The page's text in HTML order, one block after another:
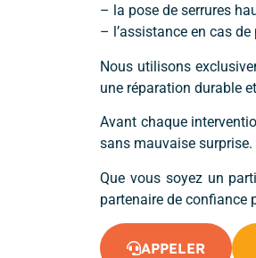
– la pose de serrures
– l’assistance en cas
Nous utilisons
une réparation durable
Avant chaque
sans mauvaise
Que vous soyez un
partenaire de confiance
APPELER